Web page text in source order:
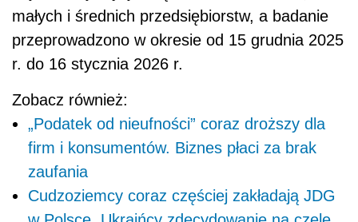
małych i średnich przedsiębiorstw, a badanie
przeprowadzono w okresie od 15 grudnia 2025
r. do 16 stycznia 2026 r.
Zobacz również:
„Podatek od nieufności” coraz droższy dla
firm i konsumentów. Biznes płaci za brak
zaufania
Cudzoziemcy coraz częściej zakładają JDG